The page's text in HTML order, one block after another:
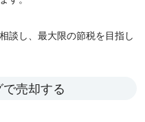
談し、最大限の節税を目指し
売却する